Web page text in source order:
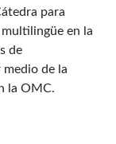
para
en la
de
de la
la OMC.